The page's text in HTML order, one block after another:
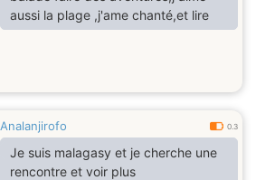
aussi la plage ,j'ame chanté,et lire
Analanjirofo 0.3
Je suis malagasy et je cherche une
rencontre et voir plus